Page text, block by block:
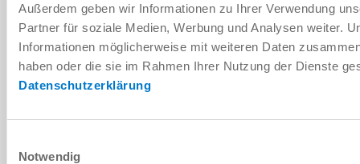
Außerdem geben wir Informationen zu Ihrer Verwendung
Partner für soziale Medien, Werbung und Analysen weiter.
Informationen möglicherweise mit weiteren Daten
haben oder die sie im Rahmen Ihrer Nutzung der Dienste
Datenschutzerklärung
Notwendig
ISO TK 50
Sí
IO-Link